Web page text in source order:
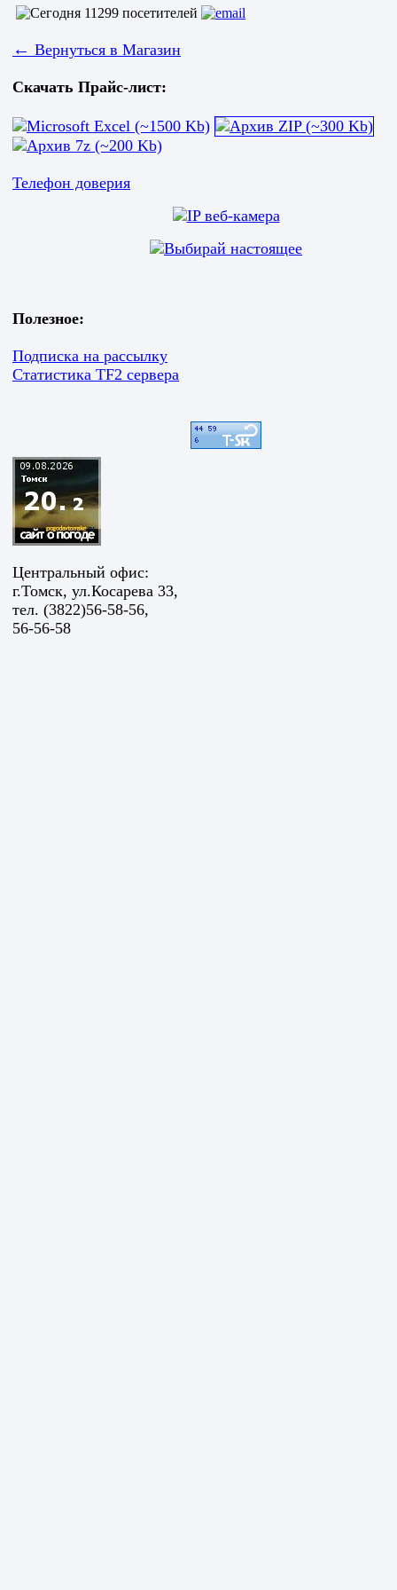
← Вернуться в Магазин
Скачать Прайс-лист:
Телефон доверия
Полезное:
Подписка на рассылку
Статистика TF2 сервера
Центральный офис:
г.Томск, ул.Косарева 33,
тел. (3822)56-58-56,
56-56-58